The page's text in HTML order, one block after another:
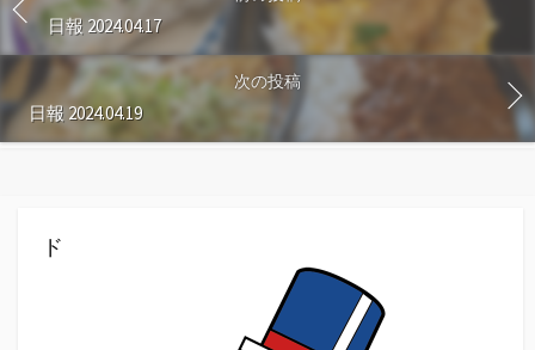
日報 2024.04.17
次の投稿
日報 2024.04.19
ド